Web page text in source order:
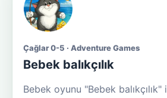
Çağlar 0-5 · Adventure Games
Bebek balıkçılık
Bebek oyunu "Bebek balıkçılık"